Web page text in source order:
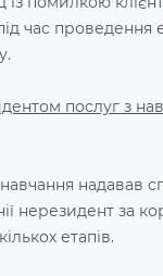
час проведення
послуг з
надавав
нерезидент за
етапів.